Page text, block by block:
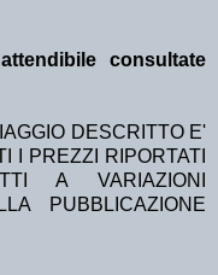
consultate
DESCRITTO E'
I PREZZI RIPORTATI
A VARIAZIONI
PUBBLICAZIONE